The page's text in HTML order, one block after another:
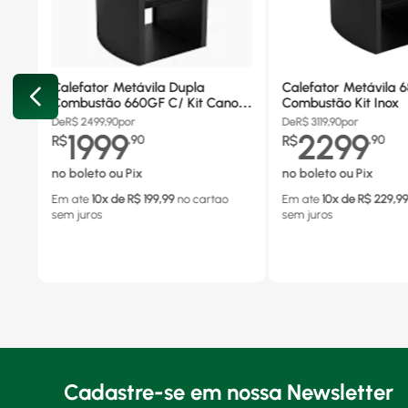
Calefator Metávila Dupla
Combustão 660GF C/ Kit Canos
Inox
DeR$ 2499,90por
R$1999,90
no boleto ou Pix
Em ate 10x de R$ 199,99 no cartao
sem juros
Calefator Metávila
Combustão Kit Inox
DeR$3119,90por
R$2299,90
no boleto ou Pix
Em ate 10x de R$ 229,99
sem juros
Cadastre-se em nossa Newsletter